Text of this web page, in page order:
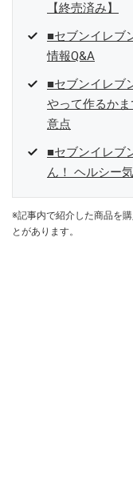
【終売済み】
■セブンイレブ
情報Q&A
■セブンイレブ
やって作るか
意点
■セブンイレブ
ん！ ヘルシー
※記事内で紹介した商品を
とがあります。